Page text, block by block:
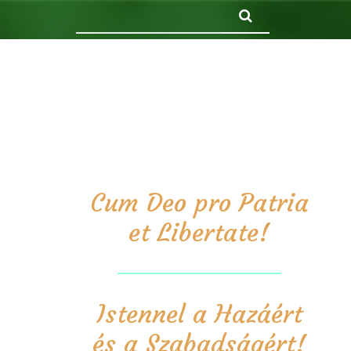
Cum Deo pro Patria
et Libertate!
Istennel a Hazáért
és a Szabadságért!